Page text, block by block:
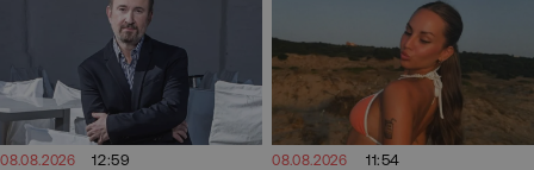
08.08.2026 12:59 08.08.2026 11:54